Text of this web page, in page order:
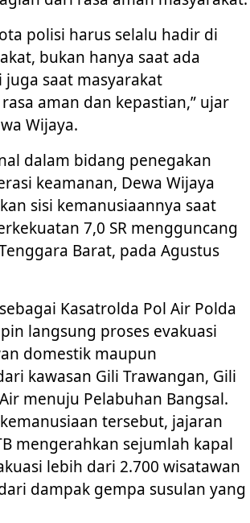
polisi harus selalu hadir di
bukan hanya saat ada
juga saat masyarakat
aman dan kepastian,” ujar
Wijaya.
dalam bidang penegakan
keamanan, Dewa Wijaya
sisi kemanusiaannya saat
7,0 SR mengguncang
Barat, pada Agustus
Kasatrolda Pol Air Polda
langsung proses evakuasi
domestik maupun
kawasan Gili Trawangan, Gili
menuju Pelabuhan Bangsal.
tersebut, jajaran
mengerahkan sejumlah kapal
lebih dari 2.700 wisatawan
dampak gempa susulan yang